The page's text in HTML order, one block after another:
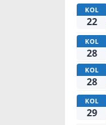
KOL
22
KOL
28
KOL
28
KOL
29